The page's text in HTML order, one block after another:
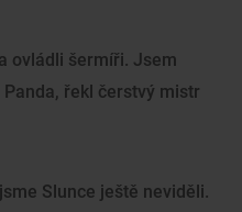
ovládli šermíři. Jsem
Panda, řekl čerstvý mistr
Slunce ještě neviděli.